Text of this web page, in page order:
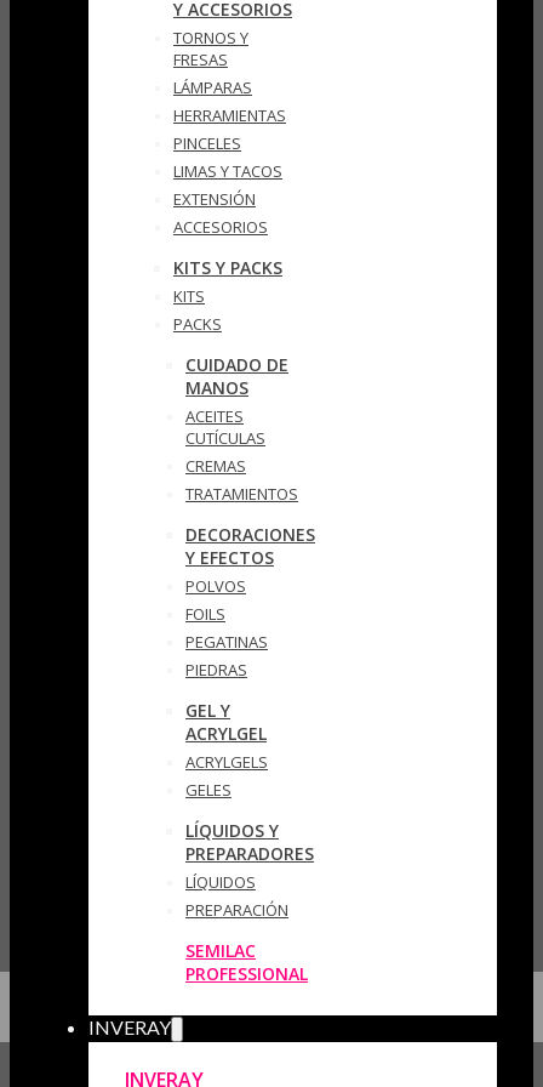
Y ACCESORIOS
TORNOS Y
FRESAS
LÁMPARAS
HERRAMIENTAS
PINCELES
LIMAS Y TACOS
EXTENSIÓN
ACCESORIOS
KITS Y PACKS
KITS
PACKS
CUIDADO DE
MANOS
ACEITES
CUTÍCULAS
CREMAS
TRATAMIENTOS
DECORACIONES
Y EFECTOS
POLVOS
FOILS
PEGATINAS
PIEDRAS
GEL Y
ACRYLGEL
ACRYLGELS
GELES
LÍQUIDOS Y
PREPARADORES
LÍQUIDOS
PREPARACIÓN
SEMILAC
PROFESSIONAL
INVERAY
INVERAY